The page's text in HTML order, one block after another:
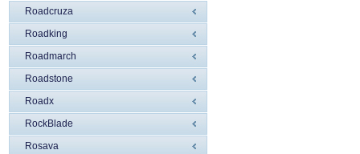
Roadcruza
Roadking
Roadmarch
Roadstone
Roadx
RockBlade
Rosava